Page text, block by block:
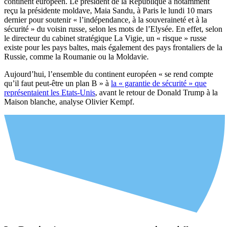
reçu la présidente moldave, Maia Sandu, à Paris le lundi 10 mars
dernier pour soutenir « l’indépendance, à la souveraineté et à la
sécurité » du voisin russe, selon les mots de l’Elysée. En effet, selon
le directeur du cabinet stratégique La Vigie, un « risque » russe
existe pour les pays baltes, mais également des pays frontaliers de la
Russie, comme la Roumanie ou la Moldavie.
Aujourd’hui, l’ensemble du continent européen « se rend compte
qu’il faut peut-être un plan B » à la « garantie de sécurité » que
représentaient les Etats-Unis, avant le retour de Donald Trump à la
Maison blanche, analyse Olivier Kempf.